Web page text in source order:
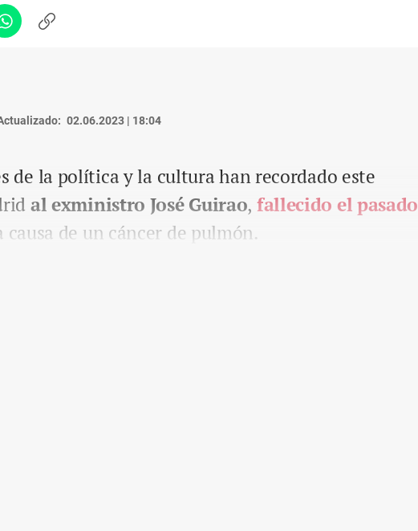
WhatsappCopiar
02.06.2023 | 18:04
de la política y la cultura han recordado este
al exministro José Guirao, fallecido el pasado
causa de un cáncer de pulmón.